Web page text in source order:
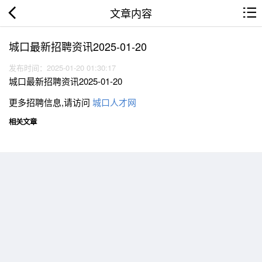
文章内容
城口最新招聘资讯2025-01-20
发布时间：2025-01-20 01:30:17
城口最新招聘资讯2025-01-20
更多招聘信息,请访问 城口人才网
相关文章